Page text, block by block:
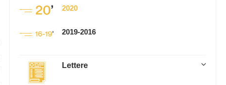
2020
2019-2016
Lettere